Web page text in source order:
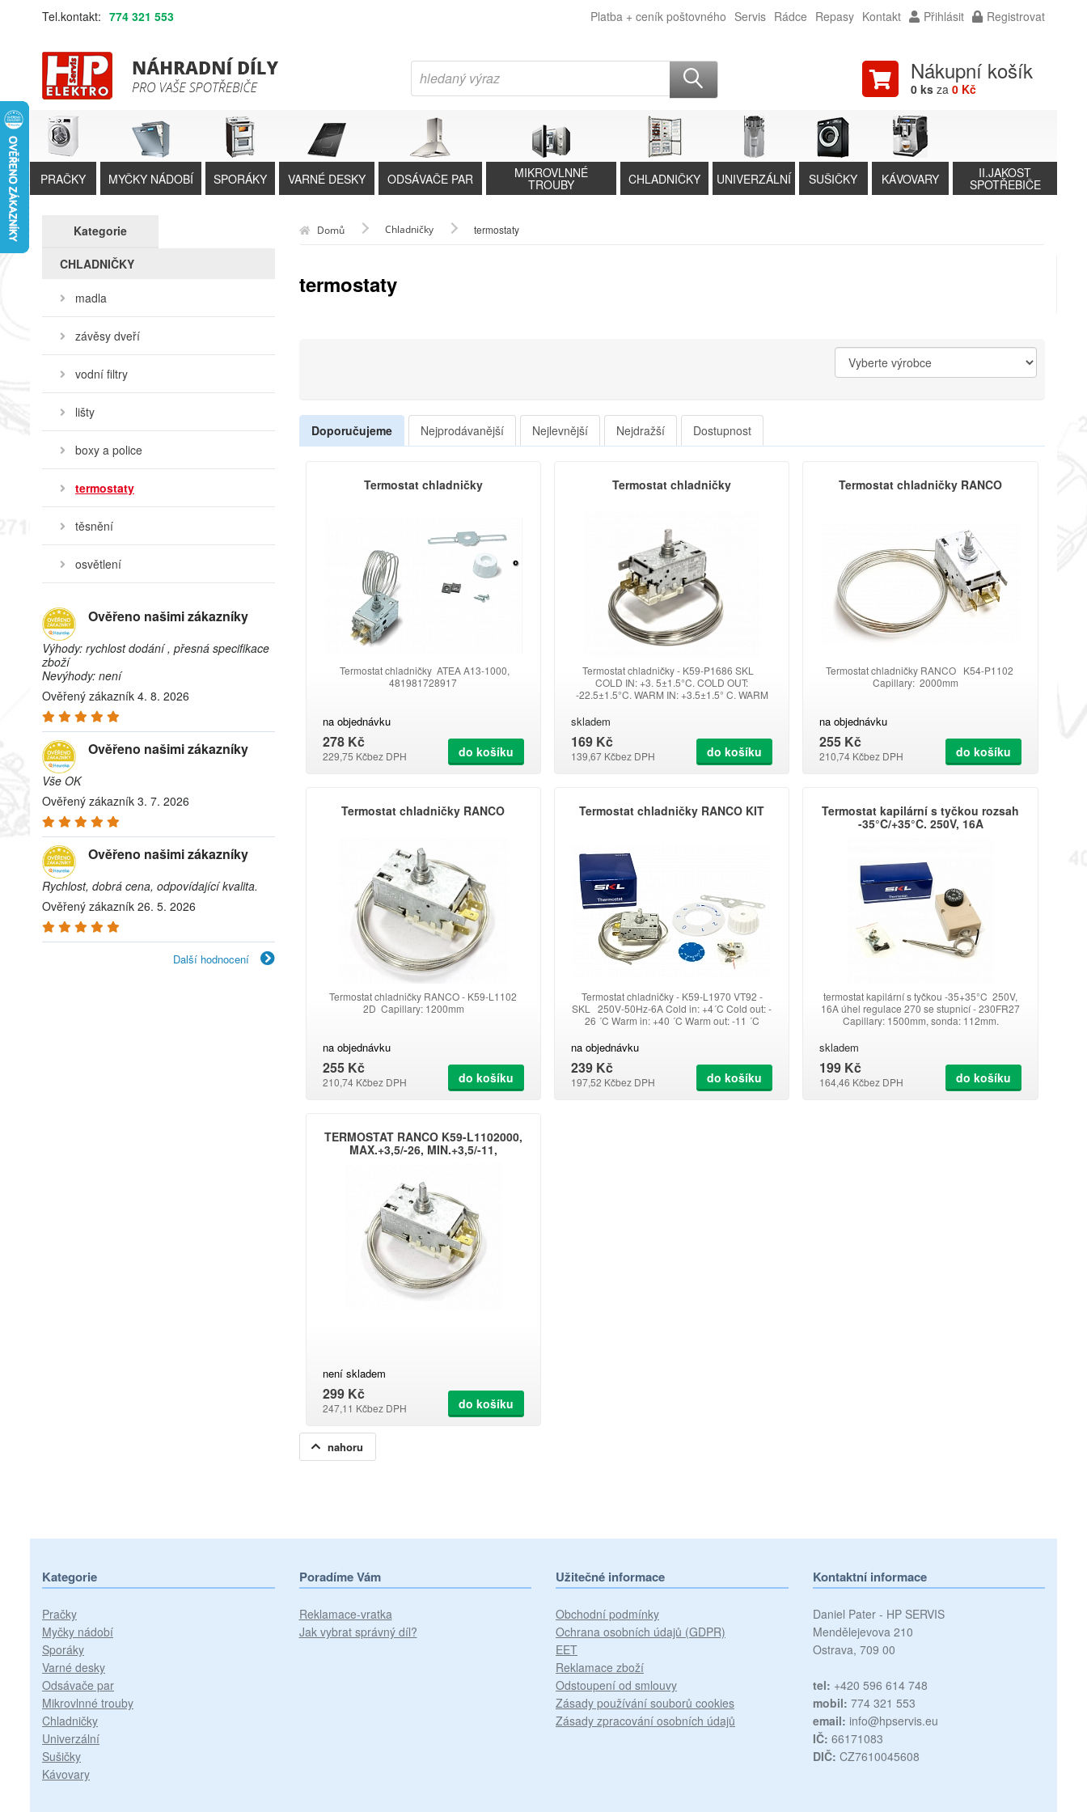
Tel.kontakt: 774 321 553 Platba + ceník poštovného Servis Rádce Repasy Kontakt Přihlásit Registrovat
Nákupní košík
0 ks za 0 Kč
PRAČKY MYČKY NÁDOBÍ SPORÁKY VARNÉ DESKY ODSÁVAČE PAR MIKROVLNNÉ
TROUBY CHLADNIČKY UNIVERZÁLNÍ SUŠIČKY KÁVOVARY II.JAKOST
SPOTŘEBIČE
Kategorie
CHLADNIČKY
madla
závěsy dveří
vodní filtry
lišty
boxy a police
termostaty
těsnění
osvětlení
Ověřeno našimi zákazníky
Výhody: rychlost dodání , přesná specifikace
zboží
Nevýhody: není
Ověřený zákazník 4. 8. 2026
Ověřeno našimi zákazníky
Vše OK
Ověřený zákazník 3. 7. 2026
Ověřeno našimi zákazníky
Rychlost, dobrá cena, odpovídající kvalita.
Ověřený zákazník 26. 5. 2026
Další hodnocení
Domů Chladničky termostaty
termostaty
Doporučujeme Nejprodávanější Nejlevnější Nejdražší Dostupnost
Termostat chladničky
Termostat chladničky ATEA A13-1000,
481981728917
na objednávku
278 Kč
229,75 Kčbez DPH do košíku
Termostat chladničky
Termostat chladničky - K59-P1686 SKL
COLD IN: +3. 5±1.5°C. COLD OUT:
-22.5±1.5°C. WARM IN: +3.5±1.5° C. WARM
SHAFT: 12MM. 3 CONTACTS. 250V, 50HZ,
skladem
169 Kč
139,67 Kčbez DPH do košíku
Termostat chladničky RANCO
Termostat chladničky RANCO K54-P1102
Capillary: 2000mm
na objednávku
255 Kč
210,74 Kčbez DPH do košíku
Termostat chladničky RANCO
Termostat chladničky RANCO - K59-L1102
2D Capillary: 1200mm
na objednávku
255 Kč
210,74 Kčbez DPH do košíku
Termostat chladničky RANCO KIT
Termostat chladničky - K59-L1970 VT92 -
SKL 250V-50Hz-6A Cold in: +4´C Cold out: -
26 ´C Warm in: +40 ´C Warm out: -11 ´C
na objednávku
239 Kč
197,52 Kčbez DPH do košíku
Termostat kapilární s tyčkou rozsah
-35°C/+35°C. 250V, 16A
termostat kapilární s tyčkou -35+35°C 250V,
16A úhel regulace 270 se stupnicí - 230FR27
Capillary: 1500mm, sonda: 112mm.
skladem
199 Kč
164,46 Kčbez DPH do košíku
TERMOSTAT RANCO K59-L1102000,
MAX.+3,5/-26, MIN.+3,5/-11,
není skladem
299 Kč
247,11 Kčbez DPH do košíku
nahoru
Kategorie
Pračky
Myčky nádobí
Sporáky
Varné desky
Odsávače par
Mikrovlnné trouby
Chladničky
Univerzální
Sušičky
Kávovary
Poradíme Vám
Reklamace-vratka
Jak vybrat správný díl?
Užitečné informace
Obchodní podmínky
Ochrana osobních údajů (GDPR)
EET
Reklamace zboží
Odstoupení od smlouvy
Zásady používání souborů cookies
Zásady zpracování osobních údajů
Kontaktní informace
Daniel Pater - HP SERVIS
Mendělejevova 210
Ostrava, 709 00
tel: +420 596 614 748
mobil: 774 321 553
email: info@hpservis.eu
IČ: 66171083
DIČ: CZ7610045608